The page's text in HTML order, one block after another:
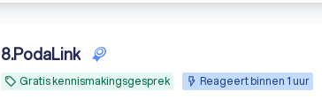
8.PodaLink
local_offer Gratis kennismakingsgesprek Reageert binnen 1 uur